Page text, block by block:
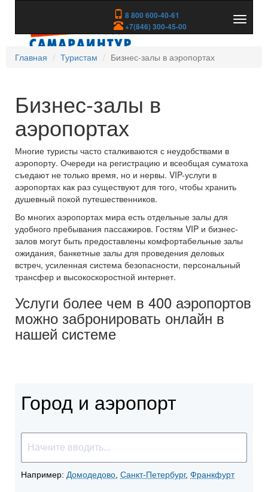
8 800 600-40-61
+7(846) 300-45-00
скрыть
Главная
Туристам Бизнес-залы в аэропортах
Бизнес-залы в
аэропортах
Многие туристы часто сталкиваются с неудобствами в
аэропорту. Очереди на регистрацию и всеобщая суматоха
съедают не только время, но и нервы. VIP-услуги в
аэропортах как раз существуют для того, чтобы хранить
душевный покой путешественников.
Во многих аэропортах мира есть отдельные залы для
удобного пребывания пассажиров. Гостям VIP и бизнес-
залов могут быть предоставлены комфортабельные залы
ожидания, банкетные залы для проведения деловых
встреч, усиленная система безопасности, персональный
трансфер и высокоскоростной интернет.
Услуги более чем в 400 аэропортов
можно забронировать онлайн в
нашей системе